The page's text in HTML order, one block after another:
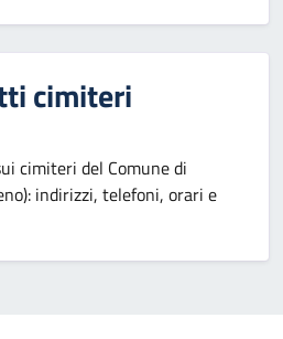
cimiteri
cimiteri del Comune di
indirizzi, telefoni, orari e